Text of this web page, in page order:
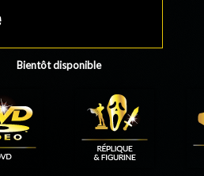
Bientôt disponible